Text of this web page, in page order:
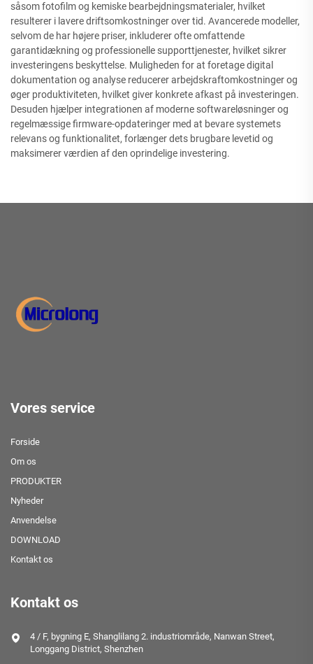
såsom fotofilm og kemiske bearbejdningsmaterialer, hvilket
resulterer i lavere driftsomkostninger over tid. Avancerede modeller,
selvom de har højere priser, inkluderer ofte omfattende
garantidækning og professionelle supporttjenester, hvilket sikrer
investeringens beskyttelse. Muligheden for at foretage digital
dokumentation og analyse reducerer arbejdskraftomkostninger og
øger produktiviteten, hvilket giver konkrete afkast på investeringen.
Desuden hjælper integrationen af moderne softwareløsninger og
regelmæssige firmware-opdateringer med at bevare systemets
relevans og funktionalitet, forlænger dets brugbare levetid og
maksimerer værdien af den oprindelige investering.
Vores service
Forside
Om os
PRODUKTER
Nyheder
Anvendelse
DOWNLOAD
Kontakt os
Kontakt os
4 / F, bygning E, Shanglilang 2. industriområde, Nanwan Street,
Longgang District, Shenzhen